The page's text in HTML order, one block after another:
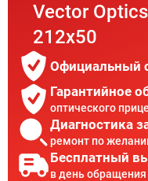
Vector
212x50
Официальный
Гарантийное
оптического
Диагностика
ремонт по
Бесплатный
в день обращения